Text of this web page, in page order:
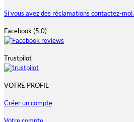
Si vous avez des réclamations contactez-moi.
Facebook (5.0)
Trustpilot
VOTRE PROFIL
Créer un compte
Votre compte